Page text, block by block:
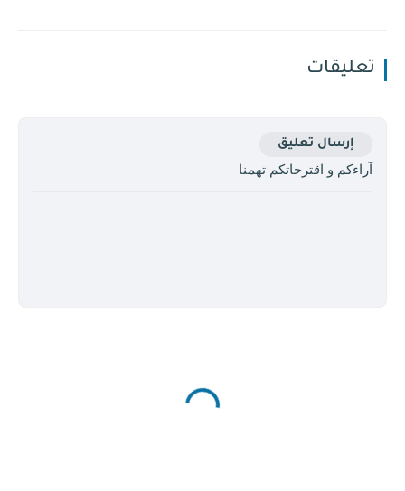
تعليقات
إرسال تعليق
آراءكم و اقترحاتكم تهمنا